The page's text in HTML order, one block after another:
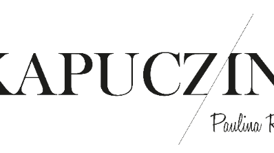
IMG_0018
Written byKapuczina in